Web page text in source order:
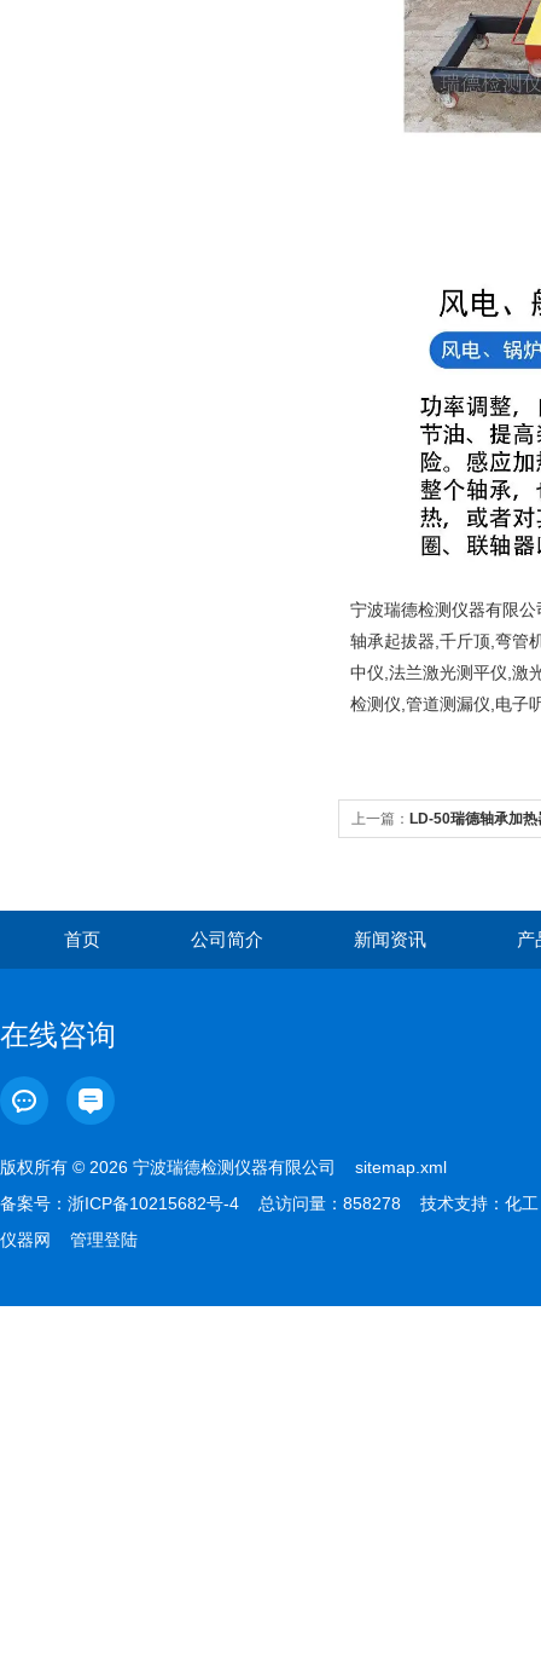
宁波瑞德检测仪器有限
轴承起拔器,千斤顶,弯管
中仪,法兰激光测平仪,激
检测仪,管道测漏仪,电子
上一篇： LD-50瑞德轴承加
首页 公司简介 新闻资讯 产
在线咨询
版权所有 © 2026 宁波瑞德检测仪器有限公司 sitemap.xml
备案号： 浙ICP备10215682号-4 总访问量：858278 技术支持： 化工
仪器网
管理登陆